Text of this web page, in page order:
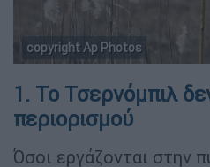
copyright Ap Photos
1. Το Τσερνόμπιλ
περιορισμού
Όσοι εργάζονται στην